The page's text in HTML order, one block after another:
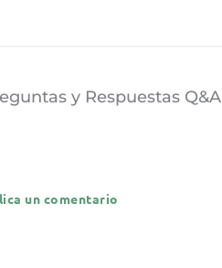
y Respuestas Q&A
un comentario